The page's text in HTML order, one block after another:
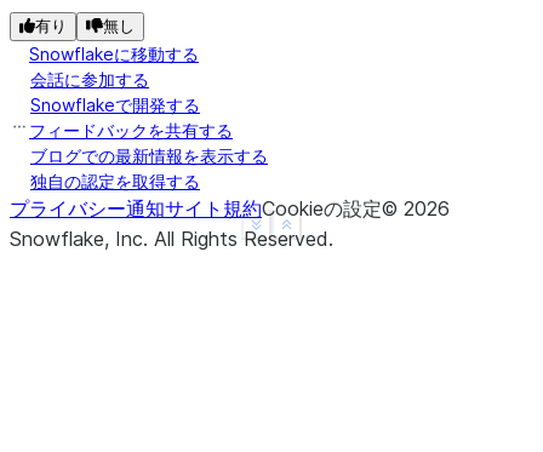
Show less
See more
有り 無し
Snowflakeに移動する
会話に参加する
Snowflakeで開発する
フィードバックを共有する
ブログでの最新情報を表示する
独自の認定を取得する
プライバシー通知サイト規約Cookieの設定© 2026
Snowflake, Inc. All Rights Reserved.